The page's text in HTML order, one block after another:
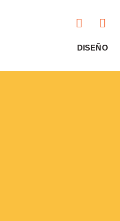
DISEÑO